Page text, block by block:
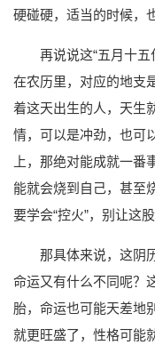
硬碰硬，适当的时候，
再说说这“五月十五
在农历里，对应的地支
着这天出生的人，天生
情，可以是冲劲，也可
上，那绝对能成就一番
能就会烧到自己，甚至
要学会“控火”，别让这股
那具体来说，这阴
命运又有什么不同呢？
胎，命运也可能天差地
就更旺盛了，性格可能